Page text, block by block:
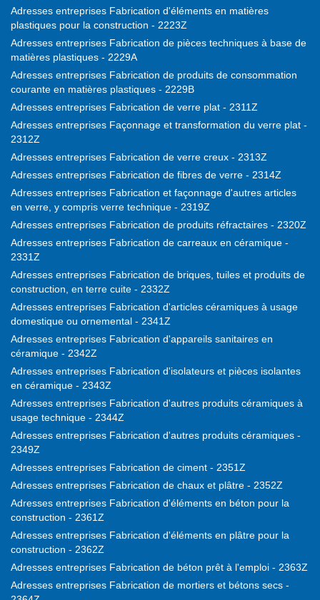
Adresses entreprises Fabrication d'éléments en matières
plastiques pour la construction - 2223Z
Adresses entreprises Fabrication de pièces techniques à base de
matières plastiques - 2229A
Adresses entreprises Fabrication de produits de consommation
courante en matières plastiques - 2229B
Adresses entreprises Fabrication de verre plat - 2311Z
Adresses entreprises Façonnage et transformation du verre plat -
2312Z
Adresses entreprises Fabrication de verre creux - 2313Z
Adresses entreprises Fabrication de fibres de verre - 2314Z
Adresses entreprises Fabrication et façonnage d'autres articles
en verre, y compris verre technique - 2319Z
Adresses entreprises Fabrication de produits réfractaires - 2320Z
Adresses entreprises Fabrication de carreaux en céramique -
2331Z
Adresses entreprises Fabrication de briques, tuiles et produits de
construction, en terre cuite - 2332Z
Adresses entreprises Fabrication d'articles céramiques à usage
domestique ou ornemental - 2341Z
Adresses entreprises Fabrication d'appareils sanitaires en
céramique - 2342Z
Adresses entreprises Fabrication d'isolateurs et pièces isolantes
en céramique - 2343Z
Adresses entreprises Fabrication d'autres produits céramiques à
usage technique - 2344Z
Adresses entreprises Fabrication d'autres produits céramiques -
2349Z
Adresses entreprises Fabrication de ciment - 2351Z
Adresses entreprises Fabrication de chaux et plâtre - 2352Z
Adresses entreprises Fabrication d'éléments en béton pour la
construction - 2361Z
Adresses entreprises Fabrication d'éléments en plâtre pour la
construction - 2362Z
Adresses entreprises Fabrication de béton prêt à l'emploi - 2363Z
Adresses entreprises Fabrication de mortiers et bétons secs -